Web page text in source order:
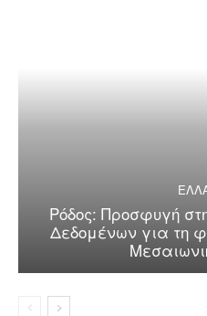
Ρόδος: Προσφυγή
Δεδομένων για τη